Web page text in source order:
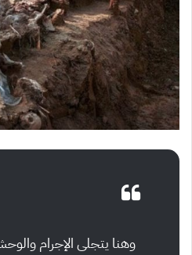
وهنا يتجلى الإجرام